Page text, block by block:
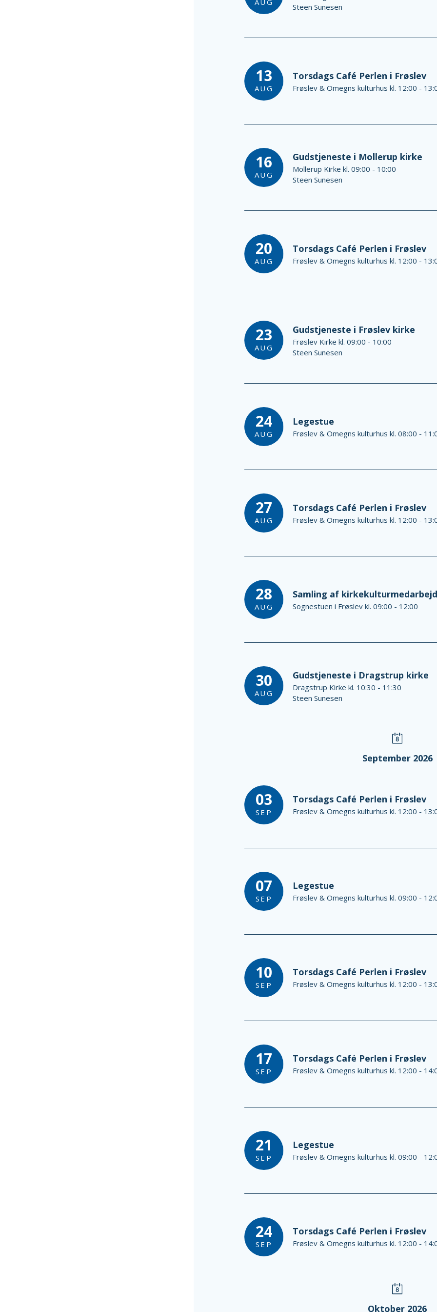
AUG
Steen Sunesen
13
AUG
Torsdags Café Perlen i Frøslev
Frøslev & Omegns kulturhus kl. 12:00 -
16
AUG
Gudstjeneste i Mollerup kirke
Mollerup Kirke kl. 09:00 - 10:00
Steen Sunesen
20
AUG
Torsdags Café Perlen i Frøslev
Frøslev & Omegns kulturhus kl. 12:00 -
23
AUG
Gudstjeneste i Frøslev kirke
Frøslev Kirke kl. 09:00 - 10:00
Steen Sunesen
24
AUG
Legestue
Frøslev & Omegns kulturhus kl. 08:00 -
27
AUG
Torsdags Café Perlen i Frøslev
Frøslev & Omegns kulturhus kl. 12:00 -
28
AUG
Samling af
Sognestuen i Frøslev kl. 09:00 - 12:00
30
AUG
Gudstjeneste i Dragstrup kirke
Dragstrup Kirke kl. 10:30 - 11:30
Steen Sunesen
September 2026
03
SEP
Torsdags Café Perlen i Frøslev
Frøslev & Omegns kulturhus kl. 12:00 -
07
SEP
Legestue
Frøslev & Omegns kulturhus kl. 09:00 -
10
SEP
Torsdags Café Perlen i Frøslev
Frøslev & Omegns kulturhus kl. 12:00 -
17
SEP
Torsdags Café Perlen i Frøslev
Frøslev & Omegns kulturhus kl. 12:00 -
21
SEP
Legestue
Frøslev & Omegns kulturhus kl. 09:00 -
24
SEP
Torsdags Café Perlen i Frøslev
Frøslev & Omegns kulturhus kl. 12:00 -
Oktober 2026